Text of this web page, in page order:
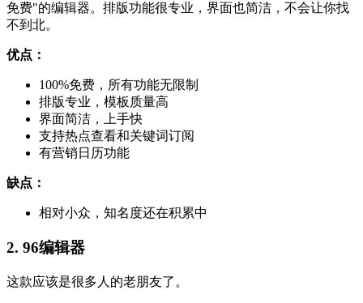
免费"的编辑器。排版功能很专业，界面也简洁，不会让你找
不到北。
优点：
100%免费，所有功能无限制
排版专业，模板质量高
界面简洁，上手快
支持热点查看和关键词订阅
有营销日历功能
缺点：
相对小众，知名度还在积累中
2. 96编辑器
这款应该是很多人的老朋友了。